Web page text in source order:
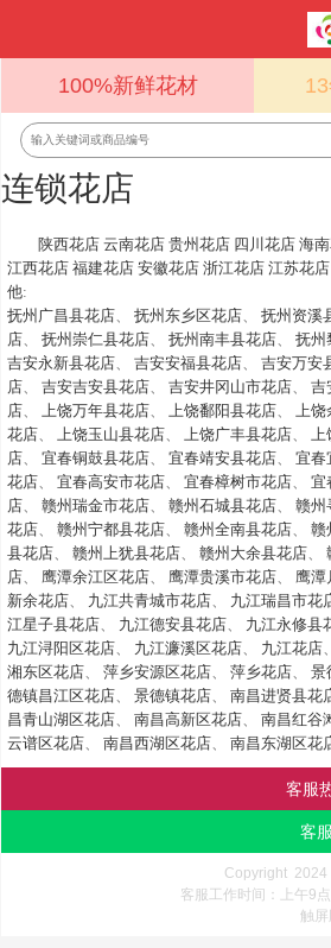
100%新鲜花材
连锁花店
陕西花店 云南花店 贵州花店 四川花店 海
江西花店 福建花店 安徽花店 浙江花店 江苏花店
他:
抚州广昌县花店、 抚州东乡区花店、 抚州资溪
店、 抚州崇仁县花店、 抚州南丰县花店、 抚州
吉安永新县花店、 吉安安福县花店、 吉安万安
店、 吉安吉安县花店、 吉安井冈山市花店、 吉
店、 上饶万年县花店、 上饶鄱阳县花店、 上饶
花店、 上饶玉山县花店、 上饶广丰县花店、 上
店、 宜春铜鼓县花店、 宜春靖安县花店、 宜春
花店、 宜春高安市花店、 宜春樟树市花店、 宜
店、 赣州瑞金市花店、 赣州石城县花店、 赣州
花店、 赣州宁都县花店、 赣州全南县花店、 赣
县花店、 赣州上犹县花店、 赣州大余县花店、
店、 鹰潭余江区花店、 鹰潭贵溪市花店、 鹰潭
新余花店、 九江共青城市花店、 九江瑞昌市花
江星子县花店、 九江德安县花店、 九江永修县
九江浔阳区花店、 九江濂溪区花店、 九江花店
湘东区花店、 萍乡安源区花店、 萍乡花店、 景
德镇昌江区花店、 景德镇花店、 南昌进贤县花
昌青山湖区花店、 南昌高新区花店、 南昌红谷
云谱区花店、 南昌西湖区花店、 南昌东湖区花
客服
客
Copyright 2024
客服工作时间：上午9
触